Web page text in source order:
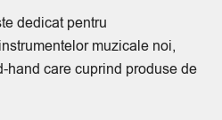
dedicat pentru
muzicale noi,
hand care cuprind produse de